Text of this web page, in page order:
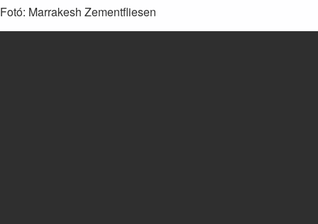
Fotó: Marrakesh Zementfliesen